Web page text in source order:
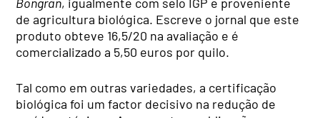
de agricultura biológica. Escreve o jornal que este
produto obteve 16,5/20 na avaliação e é
comercializado a 5,50 euros por quilo.
Tal como em outras variedades, a certificação
biológica foi um factor decisivo na redução de